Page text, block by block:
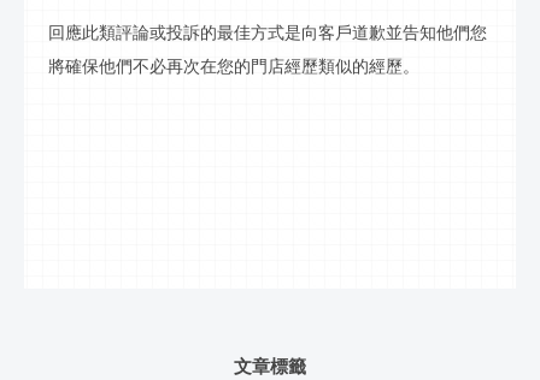
回應此類評論或投訴的最佳方式是向客戶道歉並告知他們您
將確保他們不必再次在您的門店經歷類似的經歷。
文章標籤